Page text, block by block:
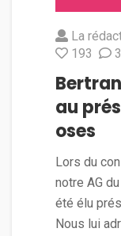
La
193
3
au
oses
Lors du
notre AG
été élu
Nous lui